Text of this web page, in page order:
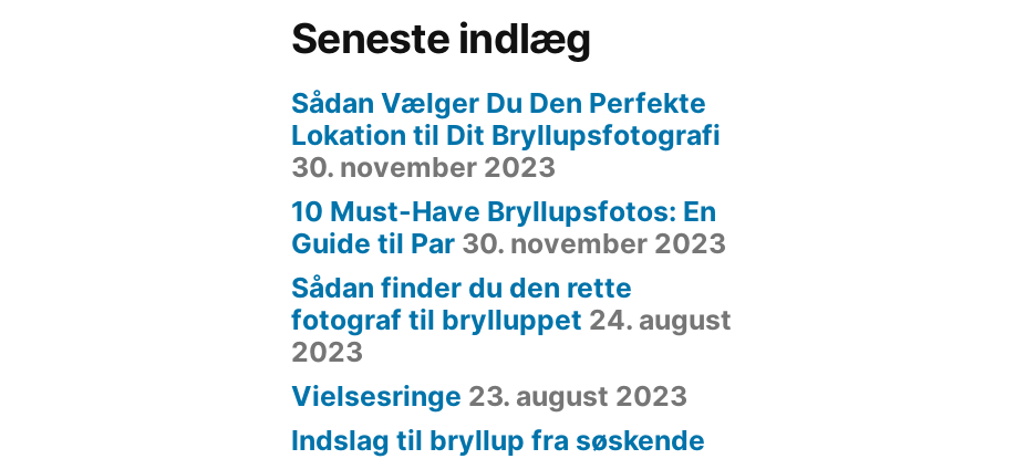
Seneste indlæg
Sådan Vælger Du Den Perfekte
Lokation til Dit Bryllupsfotografi
30. november 2023
10 Must-Have Bryllupsfotos: En
Guide til Par 30. november 2023
Sådan finder du den rette
fotograf til brylluppet 24. august
2023
Vielsesringe 23. august 2023
Indslag til bryllup fra søskende